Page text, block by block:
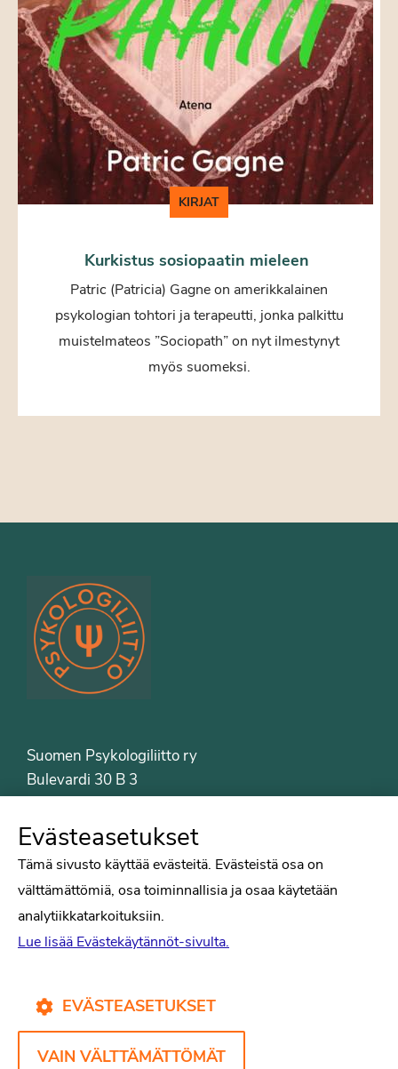
KIRJAT
Kurkistus sosiopaatin mieleen
Patric (Patricia) Gagne on amerikkalainen
psykologian tohtori ja terapeutti, jonka palkittu
muistelmateos ”Sociopath” on nyt ilmestynyt
myös suomeksi.
Suomen Psykologiliitto ry
Bulevardi 30 B 3
Puh. 09-6122 9122
Psykologiliiton sivut
Tiede
Puheenvuorot
Kirjat
Yhteystiedot
Evästeasetukset
Tämä sivusto käyttää evästeitä. Evästeistä osa on
välttämättömiä, osa toiminnallisia ja osaa käytetään
analytiikkatarkoituksiin.
Lue lisää Evästekäytännöt-sivulta.
EVÄSTEASETUKSET
VAIN VÄLTTÄMÄTTÖMÄT